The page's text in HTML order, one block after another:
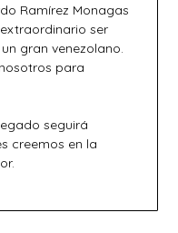
Ramírez Monagas
ser
gran venezolano.
para
seguirá
creemos en la